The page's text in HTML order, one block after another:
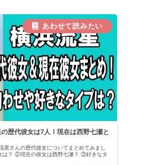
の歴代彼女は7人！現在は西野七瀬と
星さんの歴代彼女についてまとめてみまし
は？ ②現在の彼女は西野七瀬？ ③好きなタ